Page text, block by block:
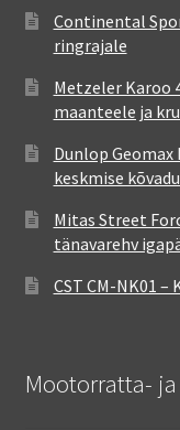
Continental
ringrajale
Metzeler Karoo
maanteele ja
Dunlop
keskmise
Mitas Street
tänavarehv
CST CM-NK01
Mootorratta-